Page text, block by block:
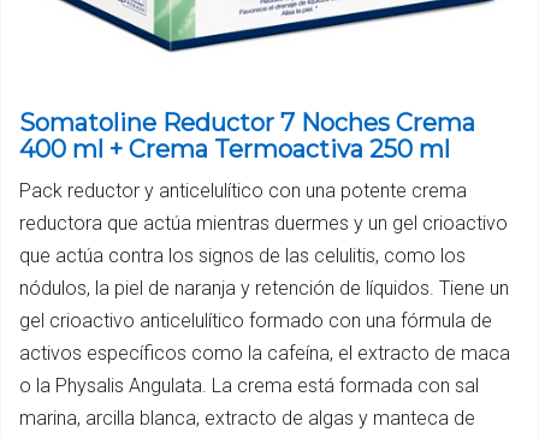
Somatoline Reductor 7 Noches Crema
400 ml + Crema Termoactiva 250 ml
Pack reductor y anticelulítico con una potente crema
reductora que actúa mientras duermes y un gel crioactivo
que actúa contra los signos de las celulitis, como los
nódulos, la piel de naranja y retención de líquidos. Tiene un
gel crioactivo anticelulítico formado con una fórmula de
activos específicos como la cafeína, el extracto de maca
o la Physalis Angulata. La crema está formada con sal
marina, arcilla blanca, extracto de algas y manteca de